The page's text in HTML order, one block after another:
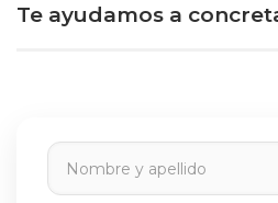
Te ayudamos a